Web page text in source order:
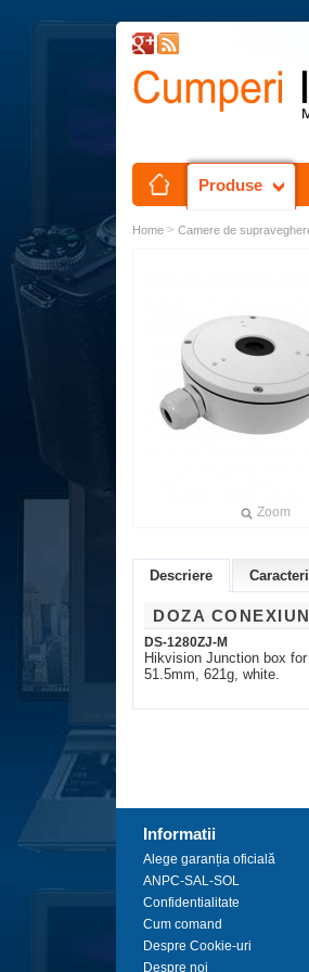
Produse
Home > Camere de
Zoom
Descriere
DOZA
DS-1280ZJ-M
Hikvision Junction box
51.5mm, 621g, white.
Informatii
Alege garanția oficială
ANPC-SAL-SOL
Confidentialitate
Cum comand
Despre Cookie-uri
Despre noi